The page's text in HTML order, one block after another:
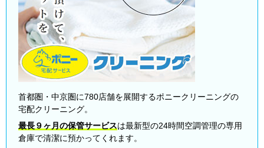
首都圏・中京圏に780店舗を展開するポニークリーニングの
宅配クリーニング。
最長９ヶ月の保管サービスは最新型の24時間空調管理の専用
倉庫で清潔に預かってくれます。